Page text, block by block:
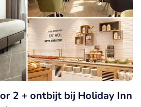
2 + ontbijt bij Holiday Inn